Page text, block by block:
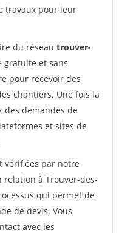
travaux pour leur
du réseau trouver-
gratuite et sans
pour recevoir des
chantiers. Une fois la
des demandes de
et sites de
vérifiées par notre
relation à Trouver-des-
qui permet de
de devis. Vous
avec les